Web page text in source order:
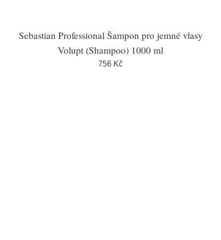
Sebastian Professional Šampon pro jemné vlasy
Volupt (Shampoo) 1000 ml
756 Kč